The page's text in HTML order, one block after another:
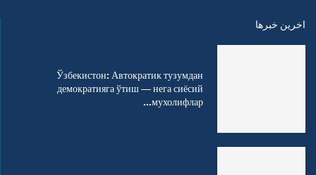
اخرین خبرها
Ўзбекистон: Автократик тузумдан
демократияга ўтиш — нега сиёсий
мухолифлар...